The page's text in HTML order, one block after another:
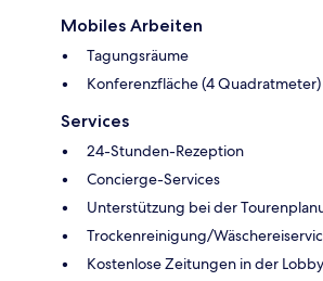
Mobiles Arbeiten
Tagungsräume
Konferenzfläche (4 Quadratmeter)
Services
24-Stunden-Rezeption
Concierge-Services
Unterstützung bei der
Trockenreinigung/
Kostenlose Zeitungen in der Lobby